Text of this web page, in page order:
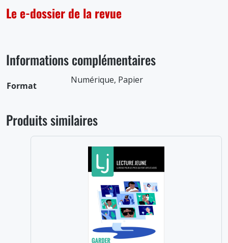
Le e-dossier de la revue
Informations complémentaires
Format
Numérique, Papier
Produits similaires